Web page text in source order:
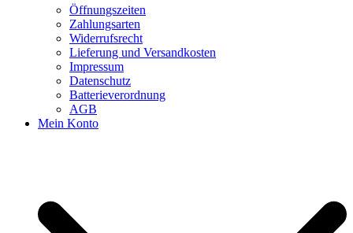
Öffnungszeiten
Zahlungsarten
Widerrufsrecht
Lieferung und Versandkosten
Impressum
Datenschutz
Batterieverordnung
AGB
Mein Konto